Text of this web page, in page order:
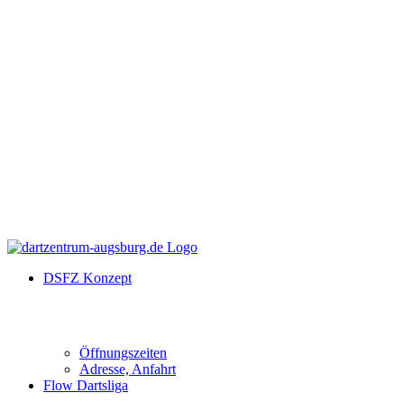
DSFZ Konzept
Öffnungszeiten
Adresse, Anfahrt
Flow Dartsliga